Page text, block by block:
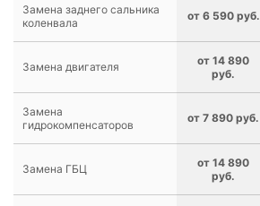
Замена заднего сальника
коленвала
от 6 590 руб.
Замена двигателя
от 14 890
руб.
Замена
гидрокомпенсаторов
от 7 890 руб.
Замена ГБЦ
от 14 890
руб.